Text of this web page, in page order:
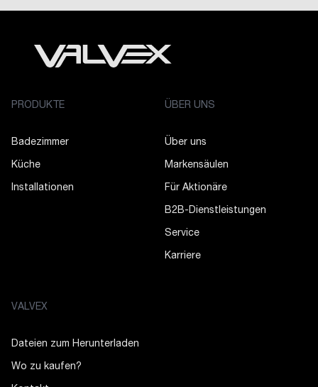
PRODUKTE
Badezimmer
Küche
Installationen
ÜBER UNS
Über uns
Markensäulen
Für Aktionäre
B2B-Dienstleistungen
Service
Karriere
VALVEX
Dateien zum Herunterladen
Wo zu kaufen?